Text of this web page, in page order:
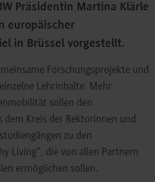
Präsidentin Martina Klärle
europäischer
in Brüssel vorgestellt.
Forschungsprojekte und
Lehrinhalte. Mehr
sollen den
dem Kreis der Rektorinnen und
zu den
Living“, die von allen Partnern
ermöglichen sollen.